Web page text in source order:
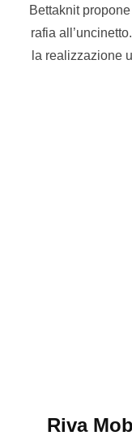
Bettaknit
rafia
la realizzazione
Riva